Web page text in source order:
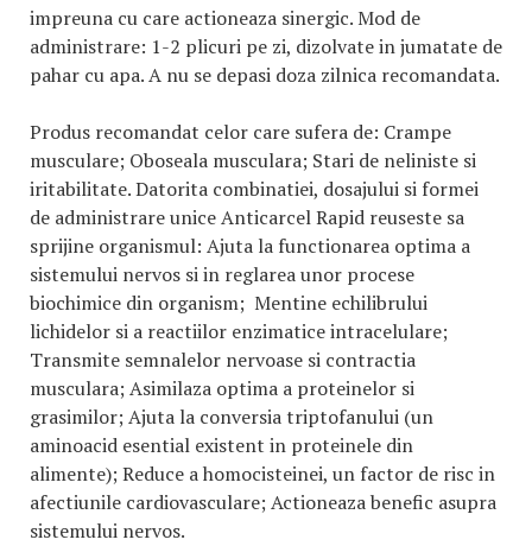
impreuna cu care actioneaza sinergic. Mod de
administrare: 1-2 plicuri pe zi, dizolvate in jumatate de
pahar cu apa. A nu se depasi doza zilnica recomandata.
Produs recomandat celor care sufera de: Crampe
musculare; Oboseala musculara; Stari de neliniste si
iritabilitate. Datorita combinatiei, dosajului si formei
de administrare unice Anticarcel Rapid reuseste sa
sprijine organismul: Ajuta la functionarea optima a
sistemului nervos si in reglarea unor procese
biochimice din organism; Mentine echilibrului
lichidelor si a reactiilor enzimatice intracelulare;
Transmite semnalelor nervoase si contractia
musculara; Asimilaza optima a proteinelor si
grasimilor; Ajuta la conversia triptofanului (un
aminoacid esential existent in proteinele din
alimente); Reduce a homocisteinei, un factor de risc in
afectiunile cardiovasculare; Actioneaza benefic asupra
sistemului nervos.